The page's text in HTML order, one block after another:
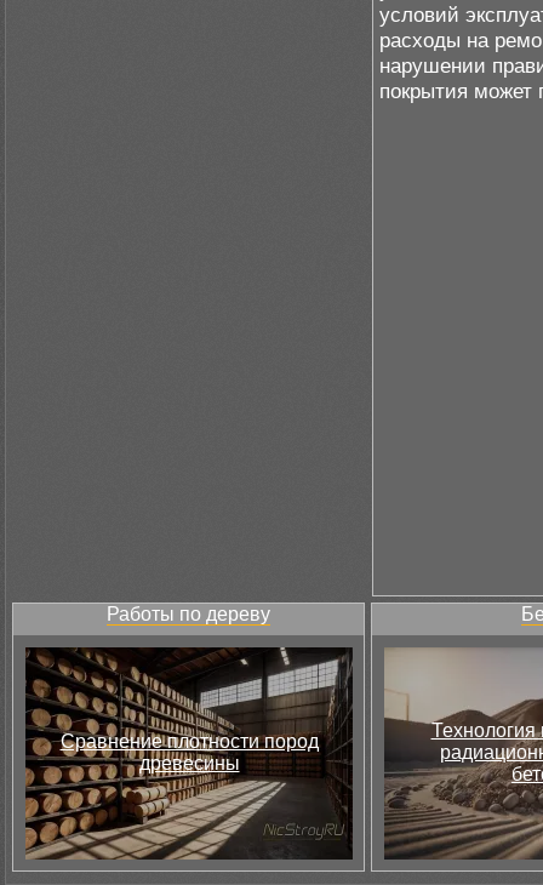
условий
расходы на
нарушении
покрытия может
Работы по дереву
Сравнение плотности пород
древесины
Технология